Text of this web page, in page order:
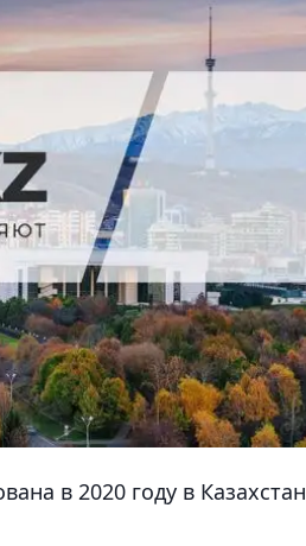
в 2020 году в